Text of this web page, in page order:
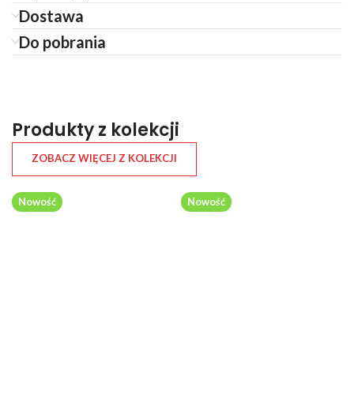
Dostawa
Do pobrania
Produkty z kolekcji
ZOBACZ WIĘCEJ Z KOLEKCJI
Nowość Nowość